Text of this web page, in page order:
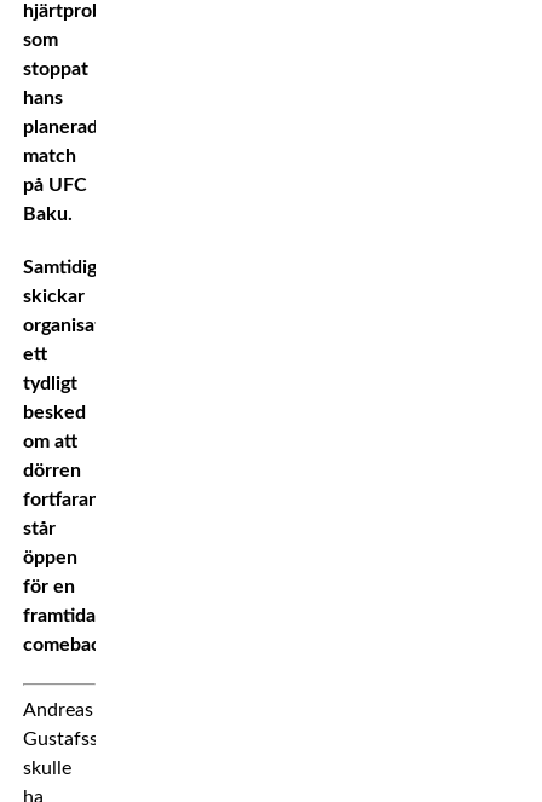
hjärtproblem
som
stoppat
hans
planerade
match
på UFC
Baku.
Samtidigt
skickar
organisationen
ett
tydligt
besked
om att
dörren
fortfarande
står
öppen
för en
framtida
comeback.
Andreas
Gustafsson
skulle
ha